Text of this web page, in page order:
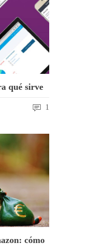
qué sirve
1
cómo